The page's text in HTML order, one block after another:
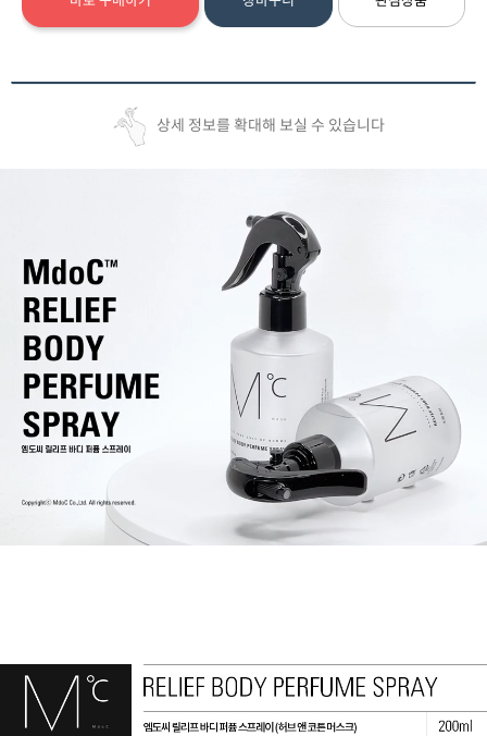
상세 정보를 확대해 보실 수 있습니다